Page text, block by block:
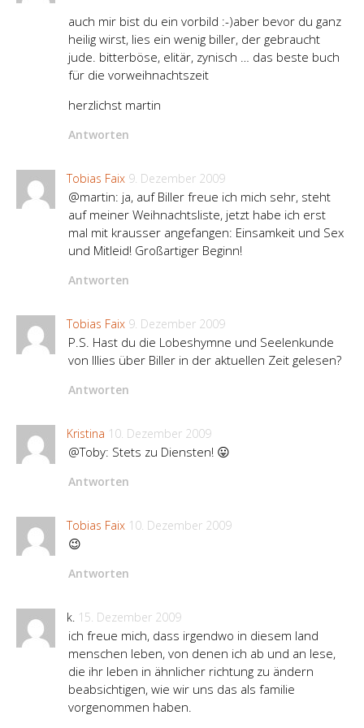
auch mir bist du ein vorbild :-)aber bevor du ganz
heilig wirst, lies ein wenig biller, der gebraucht
jude. bitterböse, elitär, zynisch … das beste buch
für die vorweihnachtszeit
herzlichst martin
Antworten
Tobias Faix 9. Dezember 2009
@martin: ja, auf Biller freue ich mich sehr, steht
auf meiner Weihnachtsliste, jetzt habe ich erst
mal mit krausser angefangen: Einsamkeit und Sex
und Mitleid! Großartiger Beginn!
Antworten
Tobias Faix 9. Dezember 2009
P.S. Hast du die Lobeshymne und Seelenkunde
von Illies über Biller in der aktuellen Zeit gelesen?
Antworten
Kristina 10. Dezember 2009
@Toby: Stets zu Diensten! 😛
Antworten
Tobias Faix 10. Dezember 2009
😉
Antworten
k. 15. Dezember 2009
ich freue mich, dass irgendwo in diesem land
menschen leben, von denen ich ab und an lese,
die ihr leben in ähnlicher richtung zu ändern
beabsichtigen, wie wir uns das als familie
vorgenommen haben.